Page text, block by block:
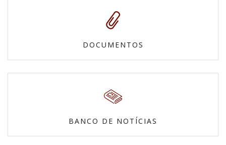
DOCUMENTOS
BANCO DE NOTÍCIAS